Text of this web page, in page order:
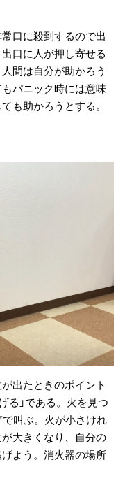
口に殺到するので出
口に人が押し寄せる
間は自分が助かろう
パニック時には意味
も助かろうとする。
出たときのポイント
る」である。火を見つ
で叫ぶ。火が小さけれ
大きくなり、自分の
よう。消火器の場所